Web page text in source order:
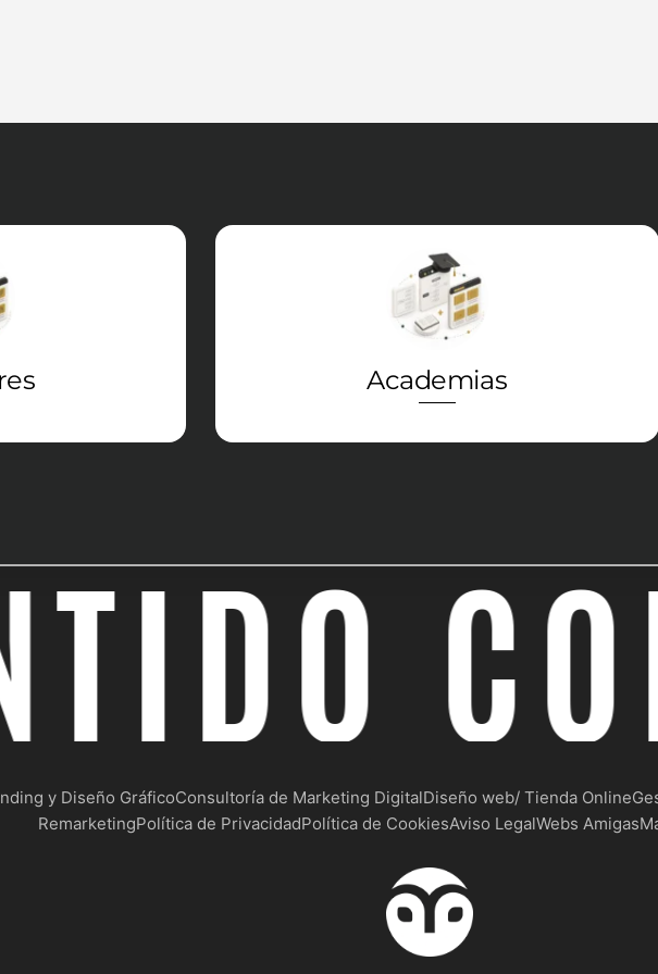
Icon
label
Academias
y Diseño GráficoConsultoría de Marketing DigitalDiseño web/ Tienda Online
RemarketingPolítica de PrivacidadPolítica de CookiesAviso LegalWebs Amigas